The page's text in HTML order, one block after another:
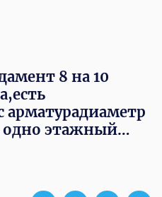
8 на 10
одно этажный…